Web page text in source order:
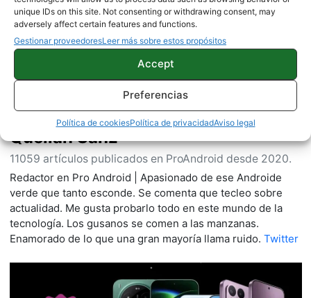
unique IDs on this site. Not consenting or withdrawing consent, may
adversely affect certain features and functions.
Gestionar proveedoresLeer más sobre estos propósitos
Accept
Preferencias
Política de cookiesPolítica de privacidadAviso legal
Quelian Sanz
11059 artículos publicados en ProAndroid desde 2020.
Redactor en Pro Android | Apasionado de ese Androide
verde que tanto esconde. Se comenta que tecleo sobre
actualidad. Me gusta probarlo todo en este mundo de la
tecnología. Los gusanos se comen a las manzanas.
Enamorado de lo que una gran mayoría llama ruido. Twitter